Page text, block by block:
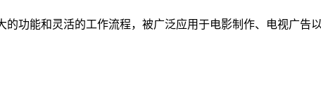
的功能和灵活的工作流程，被广泛应用于电影制作、电视广告